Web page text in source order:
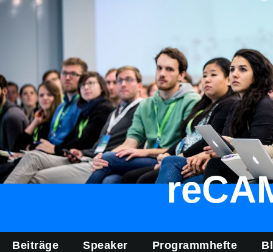
Beiträge Speaker Programmhefte